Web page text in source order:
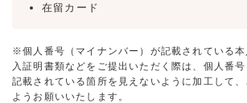
在留カード
※個人番号（マイナンバー）が記載されている
入証明書類などをご提出いただく際は、個人番
記載されている箇所を見えないように加工して
ようお願いいたします。